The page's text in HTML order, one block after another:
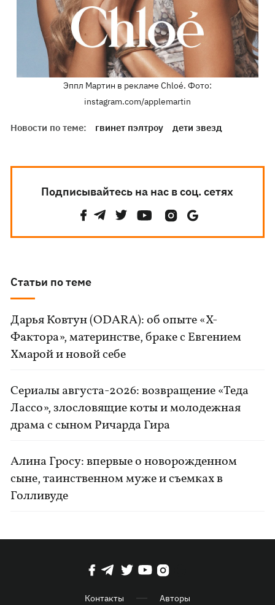
Эппл Мартин в рекламе Chloé. Фото:
instagram.com/applemartin
Новости по теме: гвинет пэлтроу дети звезд
Подписывайтесь на нас в соц. сетях
Статьи по теме
Дарья Ковтун (ODARA): об опыте «Х-
Фактора», материнстве, браке с Евгением
Хмарой и новой себе
Сериалы августа-2026: возвращение «Теда
Лассо», злословящие коты и молодежная
драма с сыном Ричарда Гира
Алина Гросу: впервые о новорожденном
сыне, таинственном муже и съемках в
Голливуде
Контакты Авторы